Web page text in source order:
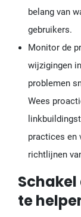
belang van
gebruikers.
Monitor de
wijzigingen
problemen
Wees
practices en
richtlijnen
te